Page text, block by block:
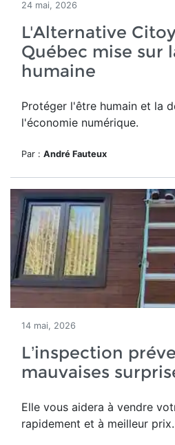
24 mai, 2026
L'Alternative
Québec mise sur
humaine
Protéger l'être humain et la
l'économie numérique.
Par : André Fauteux
14 mai, 2026
L’inspection
mauvaises
Elle vous aidera à vendre
rapidement et à meilleur prix.